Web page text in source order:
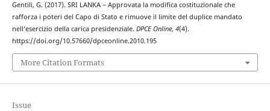
Gentili, G. (2017). SRI LANKA ‒ Approvata la modifica costituzionale che
rafforza i poteri del Capo di Stato e rimuove il limite del duplice mandato
nell’esercizio della carica presidenziale. DPCE Online, 4(4).
https://doi.org/10.57660/dpceonline.2010.195
More Citation Formats
Issue